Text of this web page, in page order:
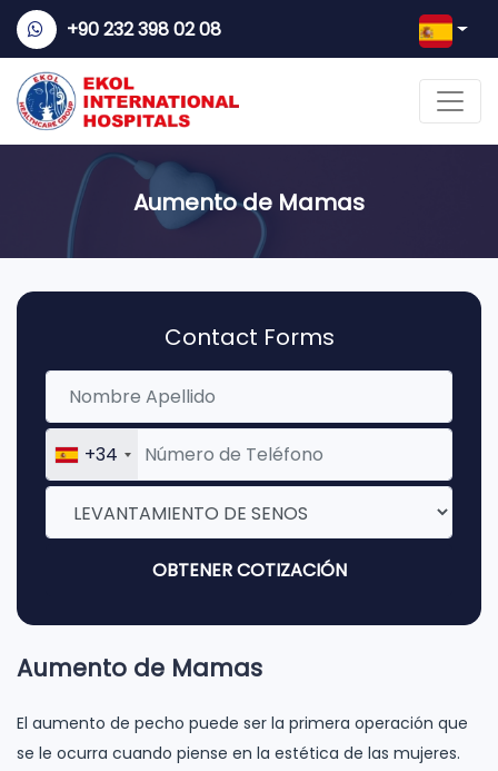
+90 232 398 02 08
Aumento de Mamas
Contact Forms
+34
OBTENER COTIZACIÓN
Aumento de Mamas
El aumento de pecho puede ser la primera operación que
se le ocurra cuando piense en la estética de las mujeres.